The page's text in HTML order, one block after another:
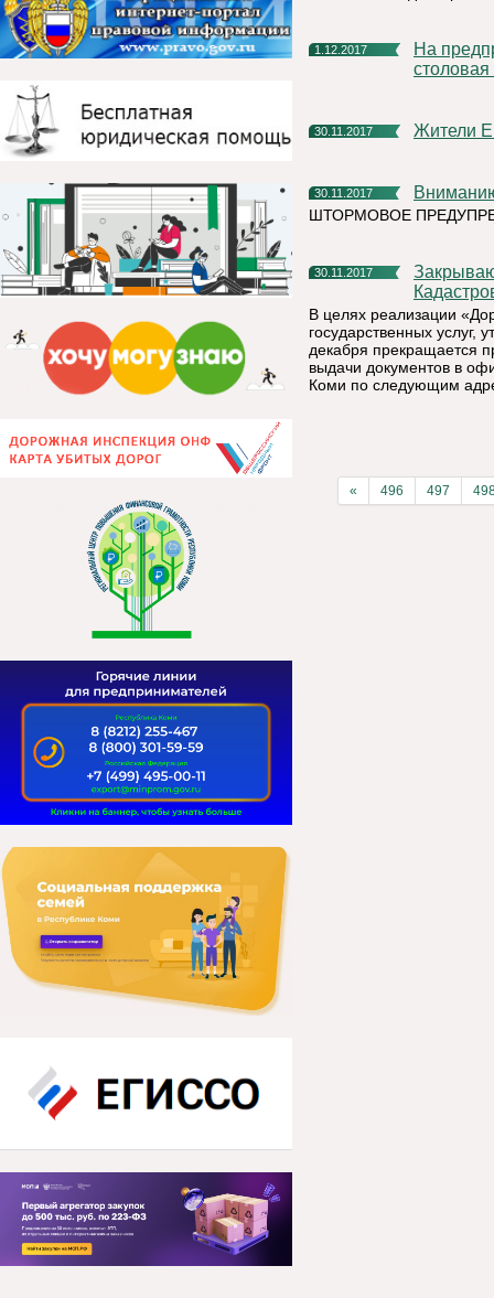
1.12.2017
На предприятии РУСАЛа в Республике Коми заработала
столовая
30.11.2017 Жители
30.11.2017
ШТОРМОВОЕ
30.11.2017
Закрываются окна приема-выдачи документов в офисах
В целях реализации
государственных услуг,
декабря прекращается
выдачи документов в
Коми по следующим
« 496 497